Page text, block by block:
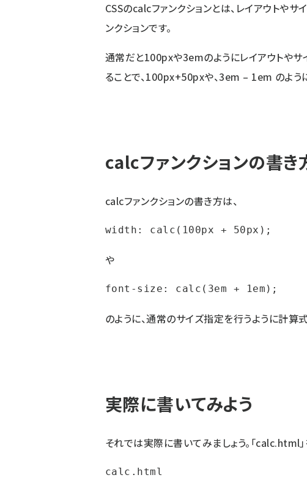
CSSのcalcファンクションとは、レイアウトや
ンクションです。
通常だと100pxや3emのようにレイアウトやサ
ることで、100px+50pxや、3em – 1em のよう
calcファンクションの書き
calcファンクションの書き方は、
width: calc(100px + 50px);
や
font-size: calc(3em + 1em);
のように、通常のサイズ指定を行うように計算
実際に書いてみよう
それでは実際に書いてみましょう。「calc.html
calc.html